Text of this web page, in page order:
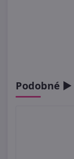
Podobné ►